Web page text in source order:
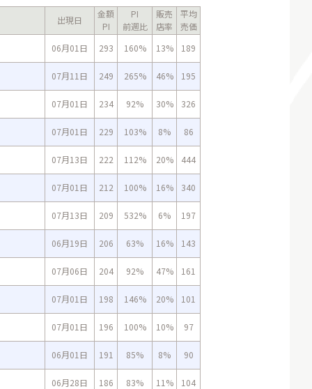
出現日
金額
PI
PI
前週比
販売
店率
平均
売価
06月01日
293 160% 13% 189
07月11日 249 265% 46% 195
07月01日 234 92% 30% 326
07月01日 229 103% 8% 86
07月13日 222 112% 20% 444
07月01日 212 100% 16% 340
07月13日 209 532% 6% 197
06月19日 206 63% 16% 143
07月06日 204 92% 47% 161
07月01日 198 146% 20% 101
07月01日 196 100% 10% 97
06月01日 191 85% 8% 90
06月28日 186 83% 11% 104